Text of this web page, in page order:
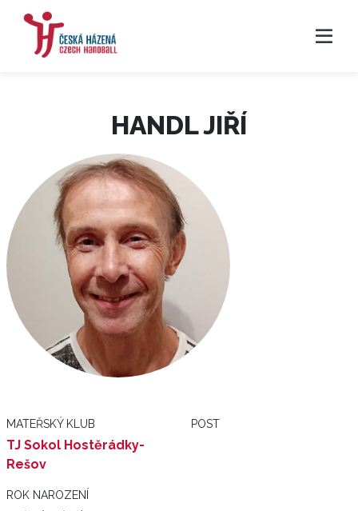
HANDL JIŘÍ
MATEŘSKÝ KLUB
TJ Sokol Hostěrádky-
Rešov
POST
ROK NAROZENÍ